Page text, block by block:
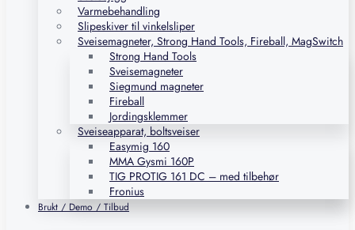
Varmebehandling
Slipeskiver til vinkelsliper
Sveisemagneter, Strong Hand Tools, Fireball, MagSwitch
Strong Hand Tools
Sveisemagneter
Siegmund magneter
Fireball
Jordingsklemmer
Sveiseapparat, boltsveiser
Easymig 160
MMA Gysmi 160P
TIG PROTIG 161 DC – med tilbehør
Fronius
Brukt / Demo / Tilbud